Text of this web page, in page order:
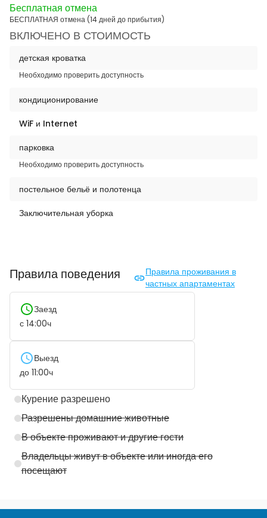
Бесплатная отмена
БЕСПЛАТНАЯ отмена (14 дней до прибытия)
ВКЛЮЧЕНО В СТОИМОСТЬ
детская кроватка
Необходимо проверить доступность
кондиционирование
WiF и Internet
парковка
Необходимо проверить доступность
постельное бельё и полотенца
Заключительная уборка
Правила поведения
Правила проживания в
частных апартаментах
Заезд
с 14:00ч
Выезд
до 11:00ч
Курение разрешено
Разрешены домашние животные
В объекте проживают и другие гости
Владельцы живут в объекте или иногда его
посещают